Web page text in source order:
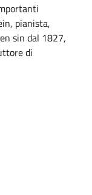
pianista,
sin dal 1827,
di